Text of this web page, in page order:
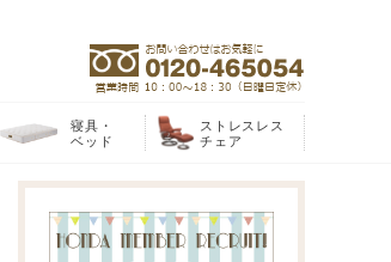
寝具・
ベッド
ストレスレス
チェア